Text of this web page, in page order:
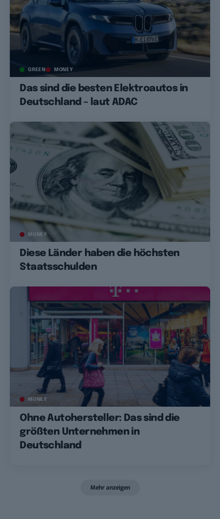
GREEN MONEY
Das sind die besten Elektroautos in
Deutschland – laut ADAC
MONEY
Diese Länder haben die höchsten
Staatsschulden
MONEY
Ohne Autohersteller: Das sind die
größten Unternehmen in
Deutschland
Mehr anzeigen